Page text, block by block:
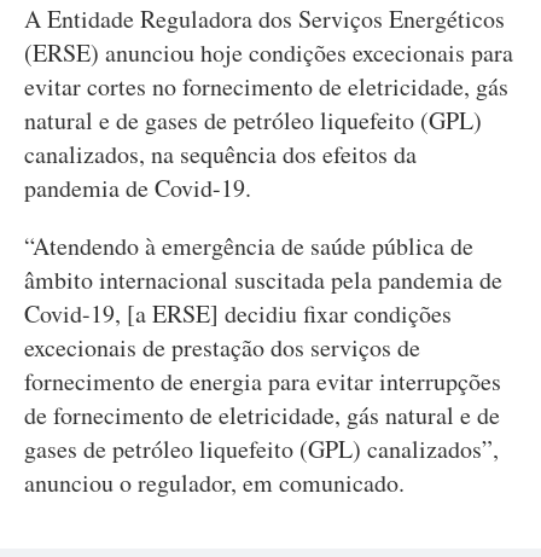
A Entidade Reguladora dos Serviços Energéticos
(ERSE) anunciou hoje condições excecionais para
evitar cortes no fornecimento de eletricidade, gás
natural e de gases de petróleo liquefeito (GPL)
canalizados, na sequência dos efeitos da
pandemia de Covid-19.
“Atendendo à emergência de saúde pública de
âmbito internacional suscitada pela pandemia de
Covid-19, [a ERSE] decidiu fixar condições
excecionais de prestação dos serviços de
fornecimento de energia para evitar interrupções
de fornecimento de eletricidade, gás natural e de
gases de petróleo liquefeito (GPL) canalizados”,
anunciou o regulador, em comunicado.